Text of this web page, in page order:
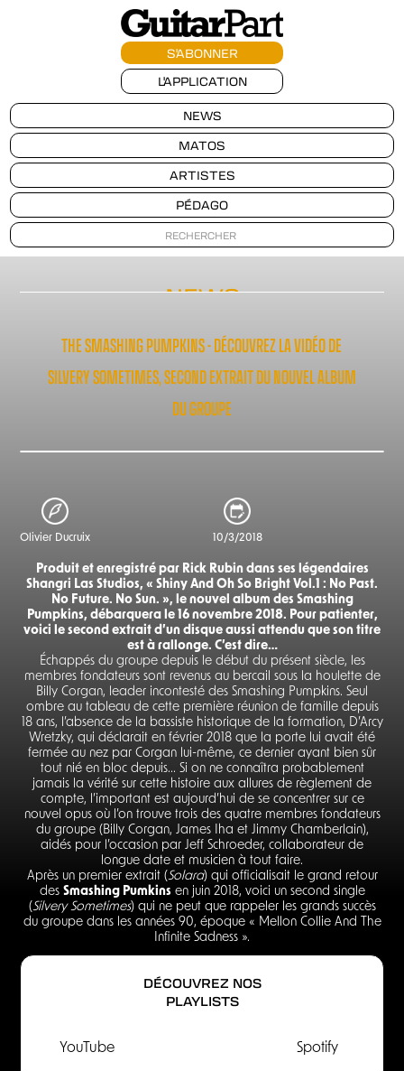
S'ABONNER
L'APPLICATION
NEWS
MATOS
ARTISTES
PÉDAGO
NEWS
THE SMASHING PUMPKINS - DÉCOUVREZ LA VIDÉO DE
SILVERY SOMETIMES, SECOND EXTRAIT DU NOUVEL ALBUM
DU GROUPE
Olivier Ducruix 10/3/2018
Produit et enregistré par Rick Rubin dans ses légendaires
Shangri Las Studios, « Shiny And Oh So Bright Vol.1 : No Past.
No Future. No Sun. », le nouvel album des Smashing
Pumpkins, débarquera le 16 novembre 2018. Pour patienter,
voici le second extrait d’un disque aussi attendu que son titre
est à rallonge. C’est dire…
Échappés du groupe depuis le début du présent siècle, les
membres fondateurs sont revenus au bercail sous la houlette de
Billy Corgan, leader incontesté des Smashing Pumpkins. Seul
ombre au tableau de cette première réunion de famille depuis
18 ans, l’absence de la bassiste historique de la formation, D’Arcy
Wretzky, qui déclarait en février 2018 que la porte lui avait été
fermée au nez par Corgan lui-même, ce dernier ayant bien sûr
tout nié en bloc depuis... Si on ne connaîtra probablement
jamais la vérité sur cette histoire aux allures de règlement de
compte, l’important est aujourd’hui de se concentrer sur ce
nouvel opus où l’on trouve trois des quatre membres fondateurs
du groupe (Billy Corgan, James Iha et Jimmy Chamberlain),
aidés pour l’occasion par Jeff Schroeder, collaborateur de
longue date et musicien à tout faire.
Après un premier extrait (Solara) qui officialisait le grand retour
des Smashing Pumkins en juin 2018, voici un second single
(Silvery Sometimes) qui ne peut que rappeler les grands succès
du groupe dans les années 90, époque « Mellon Collie And The
Infinite Sadness ».
DÉCOUVREZ NOS
PLAYLISTS
YouTube Spotify